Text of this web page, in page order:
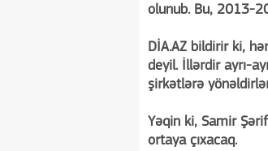
olunub. Bu, 2013-
DİA.AZ bildirir ki,
deyil. İllərdir ayrı-
şirkətlərə
Yəqin ki, Samir
ortaya çıxacaq.